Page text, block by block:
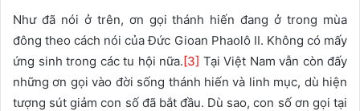
Như đã nói ở trên, ơn gọi thánh hiến đang ở trong mùa
đông theo cách nói của Đức Gioan Phaolô II. Không có mấy
ứng sinh trong các tu hội nữa.[3] Tại Việt Nam vẫn còn đấy
những ơn gọi vào đời sống thánh hiến và linh mục, dù hiện
tượng sút giảm con số đã bắt đầu. Dù sao, con số ơn gọi tại